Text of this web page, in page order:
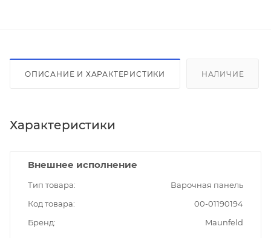
ОПИСАНИЕ И ХАРАКТЕРИСТИКИ НАЛИЧИЕ
Характеристики
Внешнее исполнение
Тип товара
Варочная панель
Код товара
00-01190194
Бренд
Maunfeld